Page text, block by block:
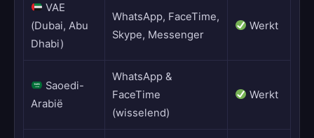
VAE
(Dubai, Abu
Dhabi)
WhatsApp, FaceTime,
Skype, Messenger
Werkt
Saoedi-
Arabië
WhatsApp &
FaceTime
(wisselend)
Werkt